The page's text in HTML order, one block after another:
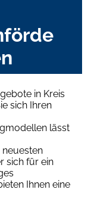
in Kreis
sich Ihren
lässt
sich für ein
Ihnen eine